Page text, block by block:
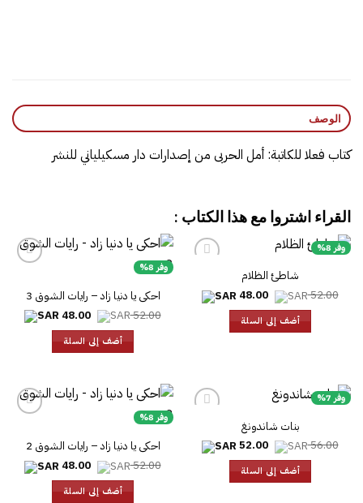
الوصف
كتاب فعلا للكاتبة: أمل الحربى‎ من إصدارات دار مسكيلياني للنشر‎
القراء اشتروا مع هذا الكتاب :
وفر 8%
شاطئ الظلام
52.00
السعر
هو:
52.00.
48.00 السعر
الحالي
أضف إلى السلة
وفر 8%
احكى يا دنيا زاد – رايات الشوق 3
52.00
السعر
الأصلي
هو:
52.00.
48.00 السعر
الحالي
أضف إلى السلة
وفر 7%
بنات شاندونغ
56.00
السعر
هو:
56.00.
52.00 السعر
الحالي
أضف إلى السلة
وفر 8%
احكى يا دنيا زاد – رايات الشوق 2
52.00
السعر
هو:
52.00.
48.00 السعر
الحالي
أضف إلى السلة